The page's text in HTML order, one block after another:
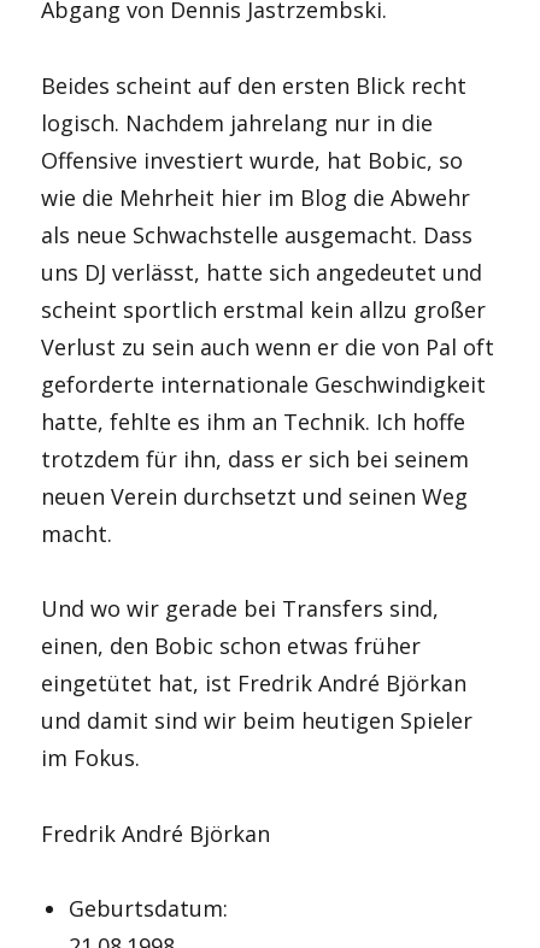
Abgang von Dennis Jastrzembski.
Beides scheint auf den ersten Blick recht
logisch. Nachdem jahrelang nur in die
Offensive investiert wurde, hat Bobic, so
wie die Mehrheit hier im Blog die Abwehr
als neue Schwachstelle ausgemacht. Dass
uns DJ verlässt, hatte sich angedeutet und
scheint sportlich erstmal kein allzu großer
Verlust zu sein auch wenn er die von Pal oft
geforderte internationale Geschwindigkeit
hatte, fehlte es ihm an Technik. Ich hoffe
trotzdem für ihn, dass er sich bei seinem
neuen Verein durchsetzt und seinen Weg
macht.
Und wo wir gerade bei Transfers sind,
einen, den Bobic schon etwas früher
eingetütet hat, ist Fredrik André Björkan
und damit sind wir beim heutigen Spieler
im Fokus.
Fredrik André Björkan
Geburtsdatum: